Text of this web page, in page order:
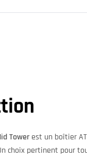
Tower est un boîtier
choix pertinent pour